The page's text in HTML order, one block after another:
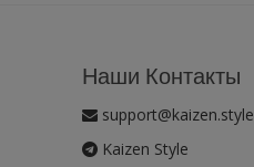
Наши Контакты
support@kaizen.style
Kaizen Style